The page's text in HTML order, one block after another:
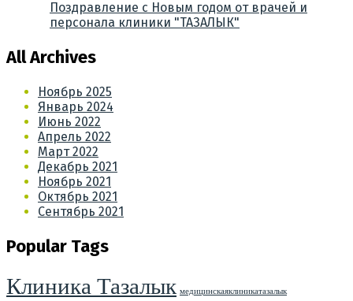
Поздравление с Новым годом от врачей и
персонала клиники "ТАЗАЛЫК"
All Archives
Ноябрь 2025
Январь 2024
Июнь 2022
Апрель 2022
Март 2022
Декабрь 2021
Ноябрь 2021
Октябрь 2021
Сентябрь 2021
Popular Tags
Клиника Тазалык медицинскаяклиникатазалык